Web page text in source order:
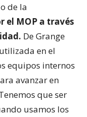
de la
el MOP a través
De Grange
en el
equipos internos
avanzar en
que ser
usamos los